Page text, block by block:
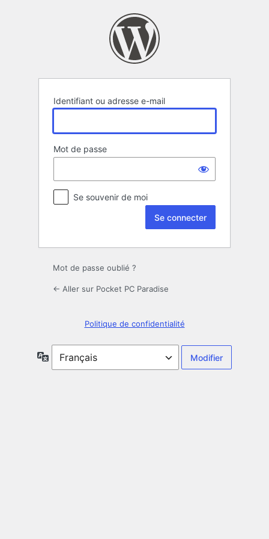
Identifiant ou adresse e-mail
Mot de passe
Se souvenir de moi
Mot de passe oublié ?
← Aller sur Pocket PC Paradise
Politique de confidentialité
Langue